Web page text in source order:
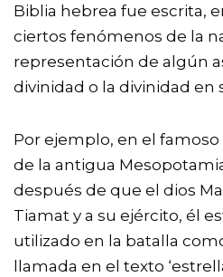
Biblia hebrea fue escrita,
ciertos fenómenos de la
representación de algún
divinidad o la divinidad en
Por ejemplo, en el
de la antigua
después de que el dios
Tiamat y a su ejército, él
utilizado en la batalla
llamada en el texto